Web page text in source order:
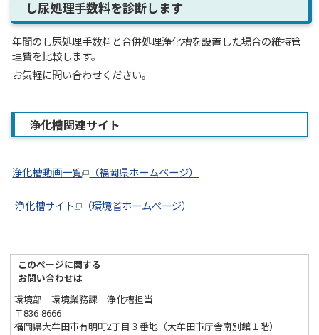
し尿処理手数料を診断します
年間のし尿処理手数料と合併処理浄化槽を設置した場合の維持管
理費を比較します。
お気軽に問い合わせください。
浄化槽関連サイト
浄化槽動画一覧 （福岡県ホームページ）
浄化槽サイト （環境省ホームページ）
このページに関する
お問い合わせは
環境部 環境業務課 浄化槽担当
〒836-8666
福岡県大牟田市有明町2丁目３番地（大牟田市庁舎南別館１階）